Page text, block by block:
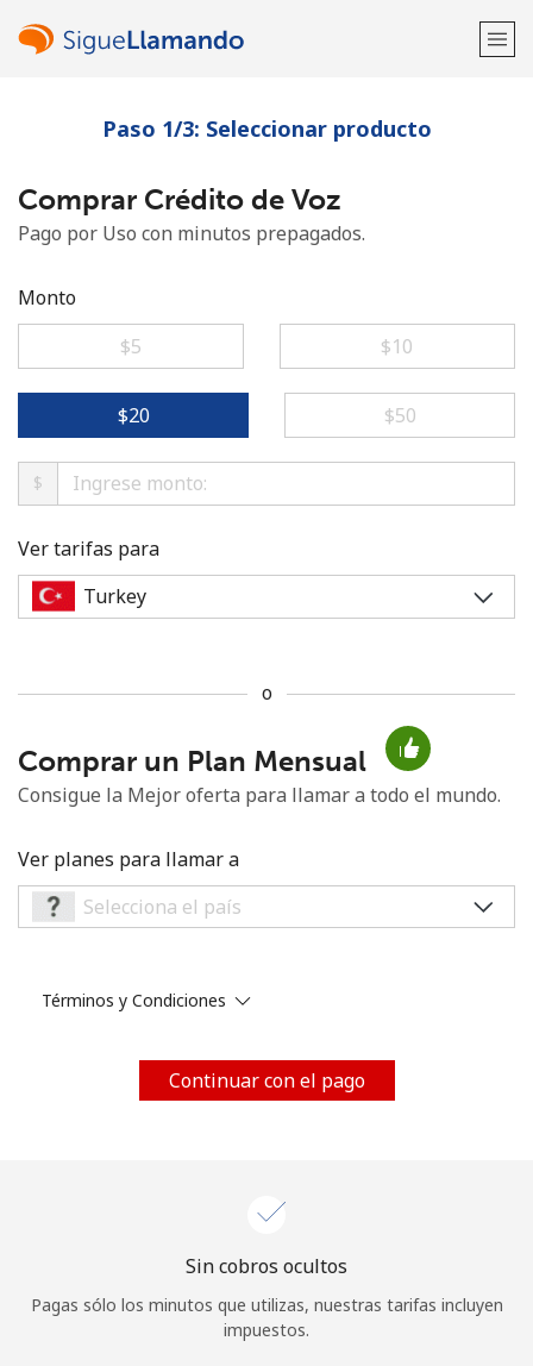
¡Bienvenido!
¿Ya tienes una cuenta?Inicia sesión →
No se ha creado una contraseña
Mínimo 8 caracteres
Una letra mayúscula y una minúscula
Un número
Al abrir una cuenta en este sitio web, estoy de acuerdo con
¡Hola!
Paso 1/3: Seleccionar producto
Comprar Crédito de Voz
Pago por Uso con minutos prepagados.
Monto
⁦$5⁩
⁦$10⁩
⁦$20⁩ ⁦$50⁩
$
Ver tarifas para
o
Comprar un Plan Mensual
Consigue la Mejor oferta para llamar a todo el mundo.
Ver planes para llamar a
Términos y Condiciones
Continuar con el pago
Sin cobros ocultos
Pagas sólo los minutos que utilizas, nuestras tarifas incluyen
impuestos.